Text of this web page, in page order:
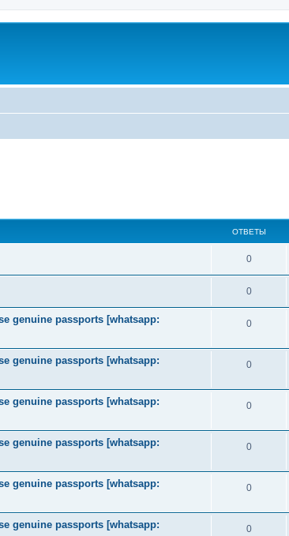
ОТВЕТЫ
0
0
genuine passports [whatsapp:
0
genuine passports [whatsapp:
0
genuine passports [whatsapp:
0
genuine passports [whatsapp:
0
genuine passports [whatsapp:
0
genuine passports [whatsapp:
0